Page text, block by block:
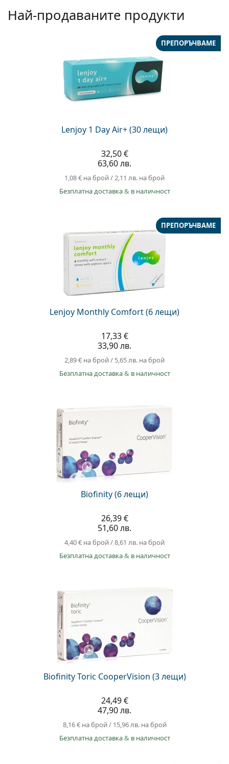
Най-продаваните продукти
Lenjoy 1 Day Air+ (30 лещи)
ПРЕПОРЪЧВАМЕ
32,50 €
63,60 лв.
1,08 € на брой/2,11 лв. на брой
Безплатна доставка& в наличност
Lenjoy Monthly Comfort (6 лещи)
ПРЕПОРЪЧВАМЕ
17,33 €
33,90 лв.
2,89 € на брой/ 5,65 лв. на брой
Безплатна доставка& в наличност
Biofinity (6 лещи)
26,39 €
51,60 лв.
4,40 € на брой/8,61 лв. на брой
Безплатна доставка& в наличност
Biofinity Toric CooperVision (3 лещи)
24,49 €
47,90 лв.
8,16 €на брой/ 15,96 лв.на брой
Безплатна доставка& в наличност